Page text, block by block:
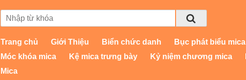
Trang chủ Giới Thiệu Biển chức danh Bục phát biểu mica
Móc khóa mica
Kệ mica trưng bày Kỷ niệm chương mica
Mica